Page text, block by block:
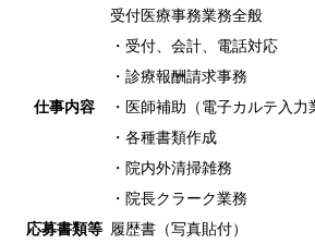
仕事内容
受付医療事務業務全般
・受付、会計、電話対応
・診療報酬請求事務
・医師補助（電子カルテ入力
・各種書類作成
・院内外清掃雑務
・院長クラーク業務
応募書類等 履歴書（写真貼付）